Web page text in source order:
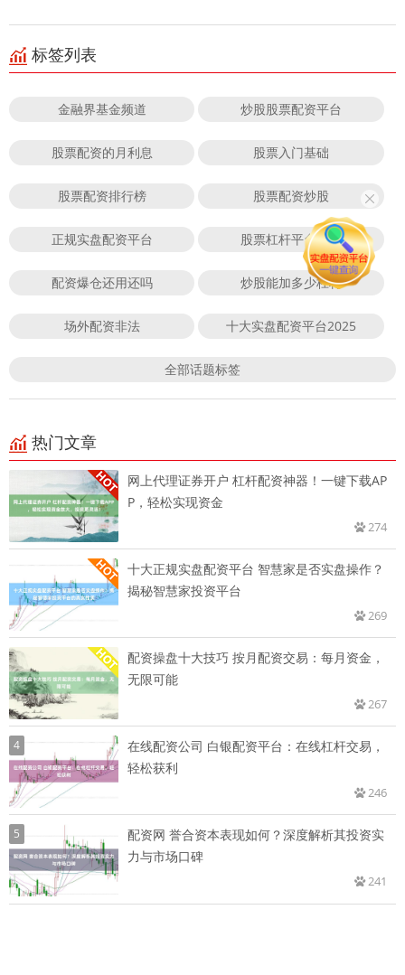
标签列表
金融界基金频道 炒股股票配资平台
股票配资的月利息 股票入门基础
股票配资排行榜 股票配资炒股
正规实盘配资平台 股票杠杆平台排行
配资爆仓还用还吗 炒股能加多少杠杆
场外配资非法 十大实盘配资平台2025
全部话题标签
热门文章
网上代理证券开户 杠杆配资神器！一键下载AP
P，轻松实现资金
274
十大正规实盘配资平台 智慧家是否实盘操作？
揭秘智慧家投资平台
269
配资操盘十大技巧 按月配资交易：每月资金，
无限可能
267
4
在线配资公司 白银配资平台：在线杠杆交易，
轻松获利
246
5
配资网 誉合资本表现如何？深度解析其投资实
力与市场口碑
241